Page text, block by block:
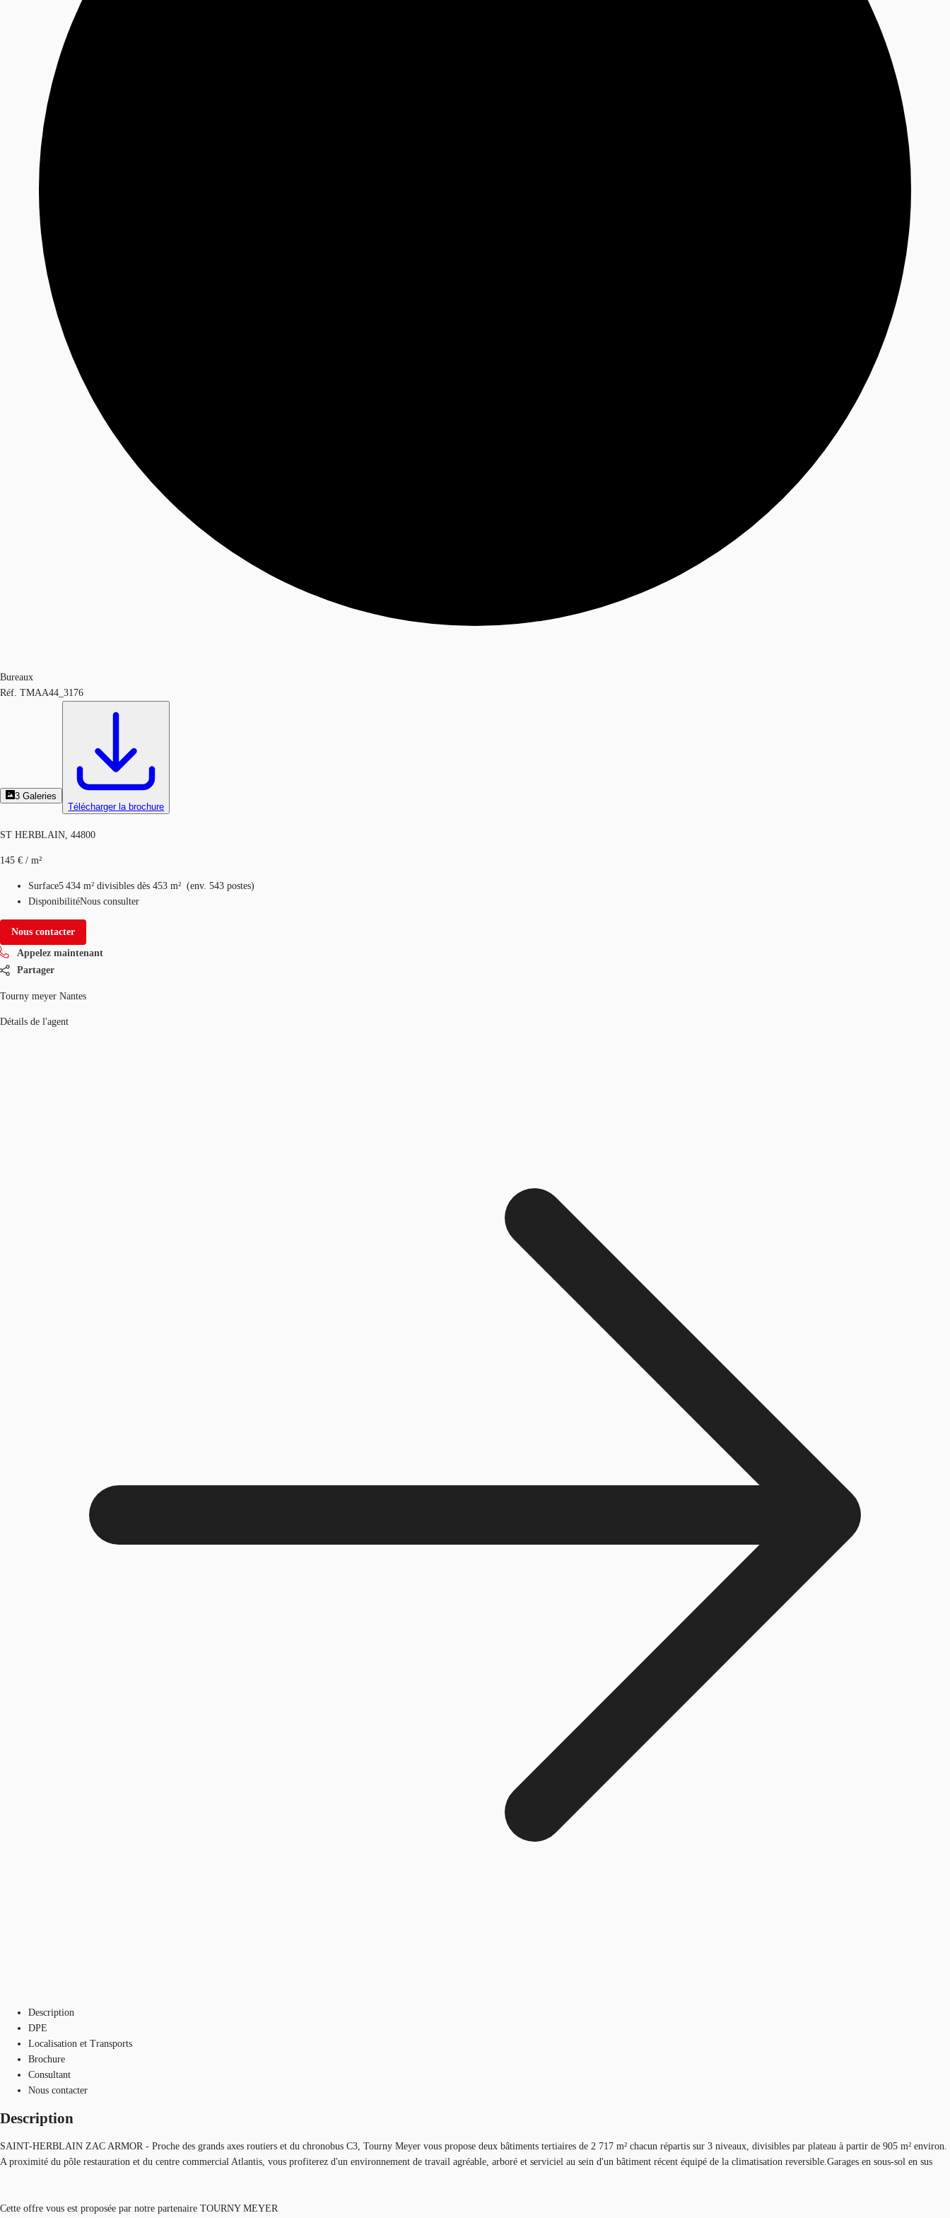
Bureaux
Réf. TMAA44_3176
3 Galeries
Télécharger la brochure
ST HERBLAIN, 44800
145 € / m²
Surface5 434 m² divisibles dès 453 m² (env. 543 postes)
DisponibilitéNous consulter
Nous contacter
Appelez maintenant
Partager
Tourny meyer Nantes
Détails de l'agent
Description
DPE
Localisation et Transports
Brochure
Consultant
Nous contacter
Description
SAINT-HERBLAIN ZAC ARMOR - Proche des grands axes routiers et du chronobus C3, Tourny Meyer vous propose deux bâtiments tertiaires de 2 717 m² chacun répartis sur 3 niveaux, divisibles par plateau à partir de 905 m² environ.
A proximité du pôle restauration et du centre commercial Atlantis, vous profiterez d'un environnement de travail agréable, arboré et serviciel au sein d'un bâtiment récent équipé de la climatisation reversible.Garages en sous-sol en sus
Cette offre vous est proposée par notre partenaire TOURNY MEYER